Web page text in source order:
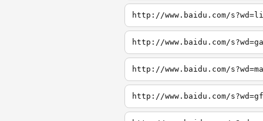
http://www.baidu.com/
http://www.baidu.com/
http://www.baidu.com/
http://www.baidu.com/